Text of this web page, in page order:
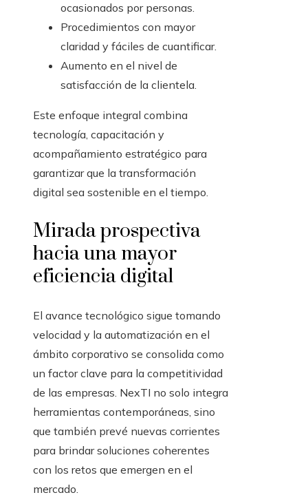
ocasionados por personas.
Procedimientos con mayor
claridad y fáciles de cuantificar.
Aumento en el nivel de
satisfacción de la clientela.
Este enfoque integral combina
tecnología, capacitación y
acompañamiento estratégico para
garantizar que la transformación
digital sea sostenible en el tiempo.
Mirada prospectiva
hacia una mayor
eficiencia digital
El avance tecnológico sigue tomando
velocidad y la automatización en el
ámbito corporativo se consolida como
un factor clave para la competitividad
de las empresas. NexTI no solo integra
herramientas contemporáneas, sino
que también prevé nuevas corrientes
para brindar soluciones coherentes
con los retos que emergen en el
mercado.